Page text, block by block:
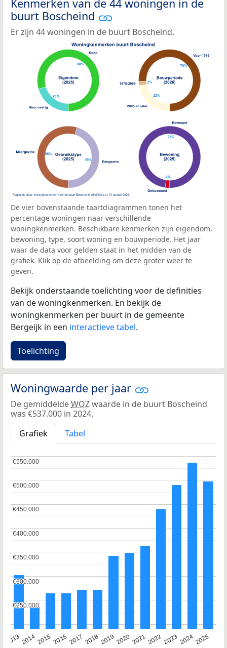
Kenmerken van de 44 woningen in de
buurt Boscheind
Er zijn 44 woningen in de buurt Boscheind.
De vier bovenstaande taartdiagrammen tonen het
percentage woningen naar verschillende
woningkenmerken. Beschikbare kenmerken zijn eigendom,
bewoning, type, soort woning en bouwperiode. Het jaar
waar de data voor gelden staat in het midden van de
grafiek. Klik op de afbeelding om deze groter weer te
geven.
Bekijk onderstaande toelichting voor de definities
van de woningkenmerken. En bekijk de
woningkenmerken per buurt in de gemeente
Bergeijk in een interactieve tabel.
Toelichting
Woningwaarde per jaar
De gemiddeldeWOZwaarde in de buurt Boscheind
was €537.000 in 2024.
Grafiek
Tabel
20132014201520162017 20182019 202020212022202320242025
€250.000
€250.000
€300.000
€300.000
€350.000
€350.000
€400.000
€400.000
€450.000
€450.000
€500.000
€500.000
€550.000
€550.000